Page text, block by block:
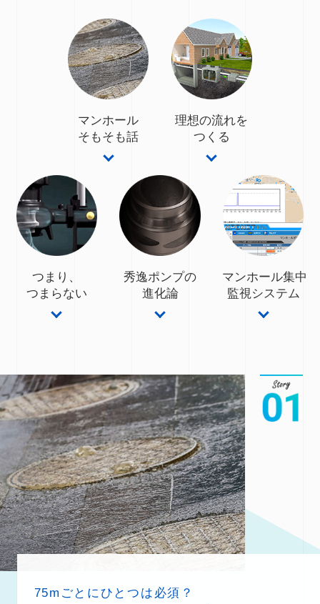
マンホール
そもそも話
理想の流れを
つくる
つまり、
つまらない
秀逸ポンプの
進化論
マンホール集中
監視システム
75mごとにひとつは必須？